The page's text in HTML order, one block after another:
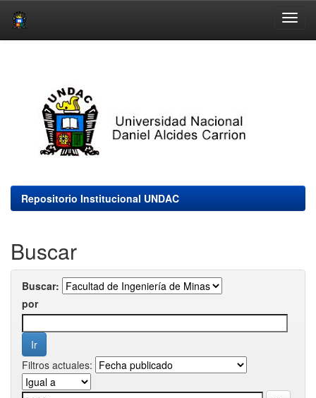
Repositorio Institucional UNDAC
Buscar
Buscar:
por
Filtros actuales: